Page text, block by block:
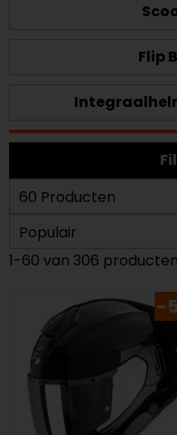
Flip
1-60 van 306 producten
-